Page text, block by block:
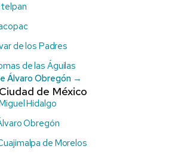
de los Padres
de las Águilas
Álvaro Obregón →
de México
Hidalgo
Obregón
de Morelos